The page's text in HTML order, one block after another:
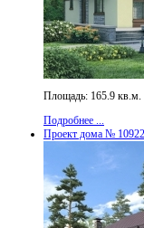
Площадь: 165.9 кв.м.
Подробнее ...
Проект дома №